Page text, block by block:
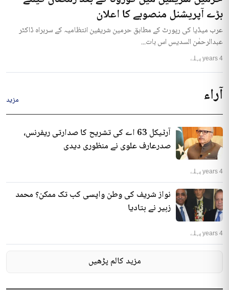
بڑے آپریشنل منصوبے کا اعلان
عرب میڈیا کی رپورٹ کے مطابق حرمین شریفین انتظامیہ کے سربراہ ڈاکٹر
عبدالرحمٰن السدیس اس بات...
4 years پہلے
آراء مزید
آرٹیکل 63 اے کی تشریح کا صدارتی ریفرنس،
صدرعارف علوی نے منظوری دیدی
4 years پہلے
نواز شریف کی وطن واپسی کب تک ممکن؟ محمد
زبیر نے بتادیا
4 years پہلے
مزید کالم پڑھیں